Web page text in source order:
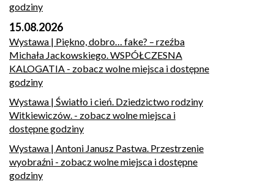
godziny
15.08.2026
Wystawa | Piękno, dobro… fake? – rzeźba
Michała Jackowskiego. WSPÓŁCZESNA
KALOGATIA - zobacz wolne miejsca i dostępne
godziny
Wystawa | Światło i cień. Dziedzictwo rodziny
Witkiewiczów. - zobacz wolne miejsca i
dostępne godziny
Wystawa | Antoni Janusz Pastwa. Przestrzenie
wyobraźni - zobacz wolne miejsca i dostępne
godziny